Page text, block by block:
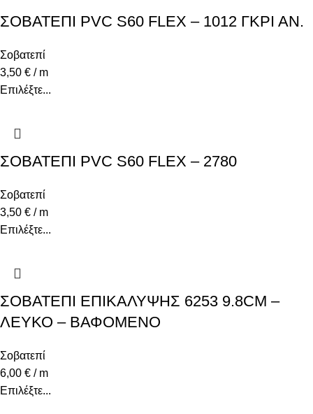
ΣΟΒΑΤΕΠΙ PVC S60 FLEX – 1012 ΓΚΡΙ ΑΝ.
Σοβατεπί
3,50 € / m
Επιλέξτε...
ΣΟΒΑΤΕΠΙ PVC S60 FLEX – 2780
Σοβατεπί
3,50 € / m
Επιλέξτε...
ΣΟΒΑΤΕΠΙ ΕΠΙΚΑΛΥΨΗΣ 6253 9.8CM –
ΛΕΥΚΟ – ΒΑΦΟΜΕΝΟ
Σοβατεπί
6,00 € / m
Επιλέξτε...